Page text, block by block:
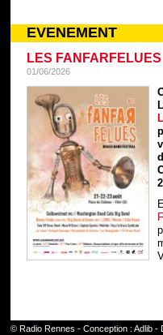
EVENEMENT
LES FANFARFELUES
01/06/2026
© Radio Rennes - Conception : Adlib-